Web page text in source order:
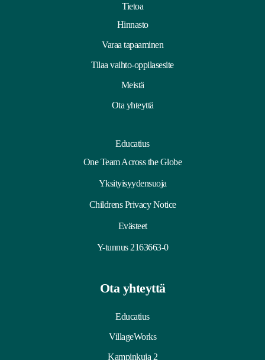
Tietoa
Hinnasto
Varaa tapaaminen
Tilaa vaihto-oppilasesite
Meistä
Ota yhteyttä
Educatius
One Team Across the Globe
Yksityisyydensuoja
Childrens Privacy Notice
Evästeet
Y-tunnus 2163663-0
Ota yhteyttä
Educatius
VillageWorks
Kampinkuja 2